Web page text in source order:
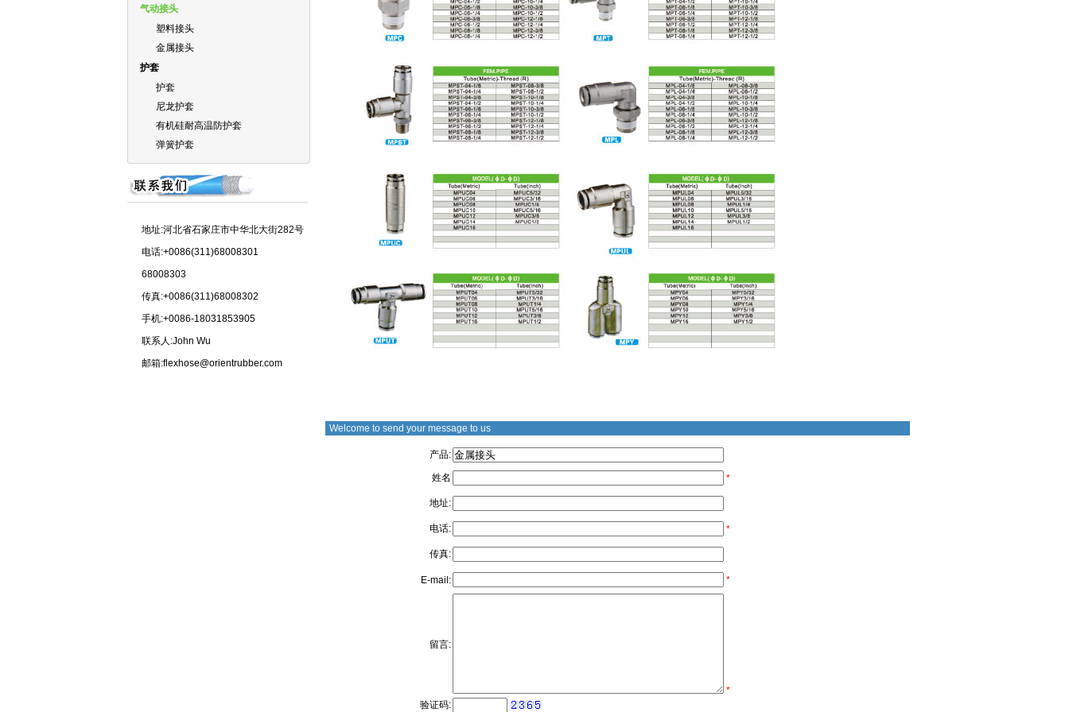
气动接头
塑料接头
金属接头
护套
护套
尼龙护套
有机硅耐高温防护套
弹簧护套
地址:河北省石家庄市中华北大街282号
电话:+0086(311)68008301
68008303
传真:+0086(311)68008302
手机:+0086-18031853905
联系人:John Wu
邮箱:flexhose@orientrubber.com
Welcome to send your message to us
产品:
姓名 *
地址:
电话: *
传真:
E-mail: *
留言:
*
验证码: